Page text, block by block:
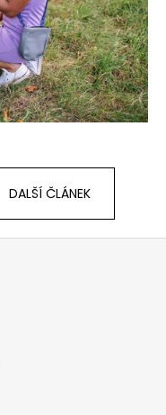
DALŠÍ ČLÁNEK